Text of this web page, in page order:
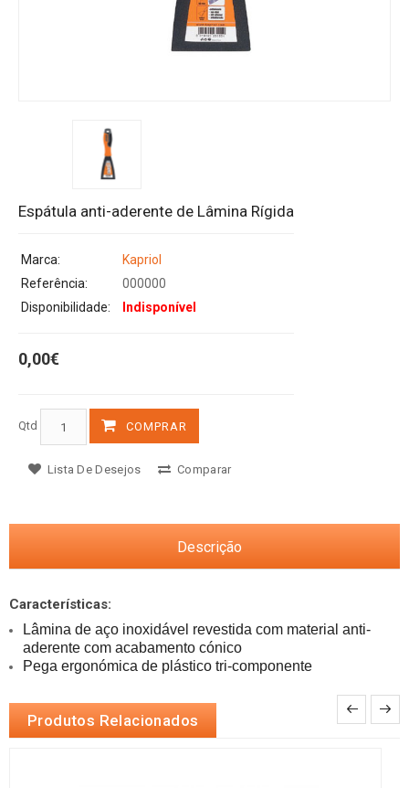
Espátula anti-aderente de Lâmina Rígida
Marca:
Kapriol
Referência:
000000
Disponibilidade:
Indisponível
0,00€
Qtd COMPRAR
Lista De Desejos Comparar
Descrição
Características:
Lâmina de aço inoxidável revestida com material anti-
aderente com acabamento cónico
Pega ergonómica de plástico tri-componente
Produtos Relacionados